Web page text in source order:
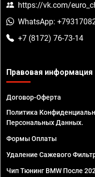
https://vk.com/
WhatsApp:
+7 (8172) 76-73-14
Правовая информация
Договор-Оферта
Политика
Персональных Данных.
Формы Оплаты
Удаление Сажевого
Чип Тюнинг BMW После